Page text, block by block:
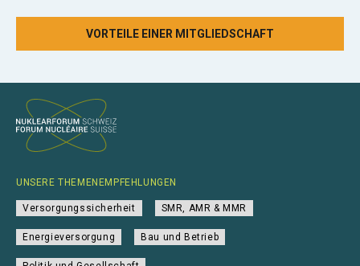
VORTEILE EINER MITGLIEDSCHAFT
UNSERE THEMENEMPFEHLUNGEN
Versorgungssicherheit SMR, AMR & MMR
Energieversorgung Bau und Betrieb